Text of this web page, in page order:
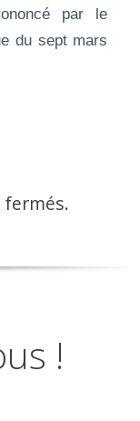
par le
du sept mars
!